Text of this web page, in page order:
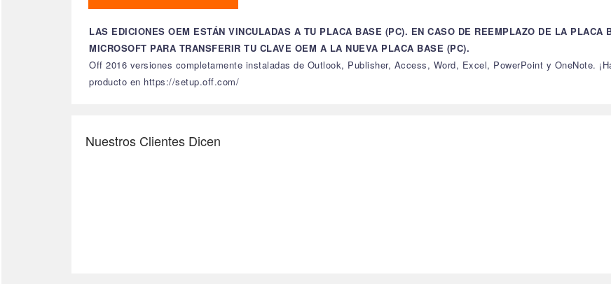
LAS EDICIONES OEM ESTÁN VINCULADAS A TU PLACA BASE (PC). EN CASO DE REEMPLAZO DE LA PLACA
MICROSOFT PARA TRANSFERIR TU CLAVE OEM A LA NUEVA PLACA BASE (PC).
Off 2016 versiones completamente instaladas de Outlook, Publisher, Access, Word, Excel, PowerPoint y OneNote.
producto en https://setup.off.com/
Nuestros Clientes Dicen